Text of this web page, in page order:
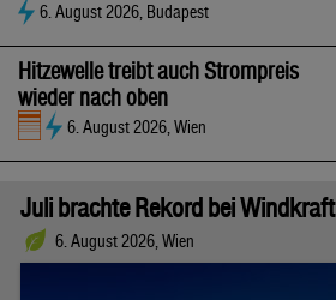
6. August 2026, Budapest
Hitzewelle treibt auch Strompreis
wieder nach oben
6. August 2026, Wien
Juli brachte Rekord bei Windkraft
6. August 2026, Wien